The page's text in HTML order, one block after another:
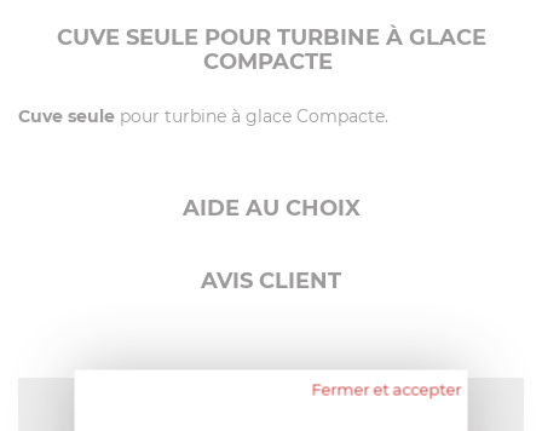
CUVE SEULE POUR TURBINE À GLACE
COMPACTE
Cuve seule pour turbine à glace Compacte.
AIDE AU CHOIX
AVIS CLIENT
Fermer et accepter